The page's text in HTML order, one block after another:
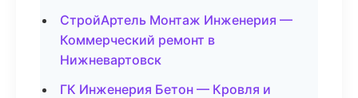
СтройАртель Монтаж Инженерия —
Коммерческий ремонт в
Нижневартовск
ГК Инженерия Бетон — Кровля и